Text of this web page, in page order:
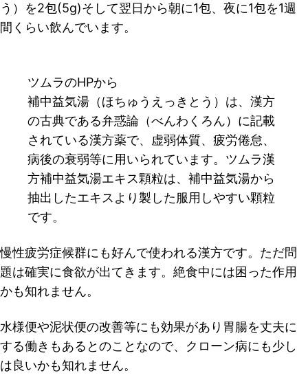
う）を2包(5g)そして翌日から朝に1包、夜に1包を1週
間くらい飲んでいます。
ツムラのHPから
補中益気湯（ほちゅうえっきとう）は、漢方
の古典である弁惑論（べんわくろん）に記載
されている漢方薬で、虚弱体質、疲労倦怠、
病後の衰弱等に用いられています。ツムラ漢
方補中益気湯エキス顆粒は、補中益気湯から
抽出したエキスより製した服用しやすい顆粒
です。
慢性疲労症候群にも好んで使われる漢方です。ただ問
題は確実に食欲が出てきます。絶食中には困った作用
かも知れません。
水様便や泥状便の改善等にも効果があり胃腸を丈夫に
する働きもあるとのことなので、クローン病にも少し
は良いかも知れません。